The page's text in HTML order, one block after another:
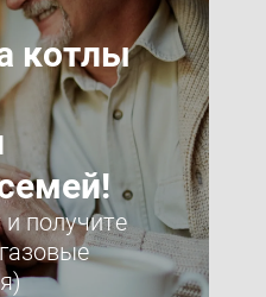
котлы
получите